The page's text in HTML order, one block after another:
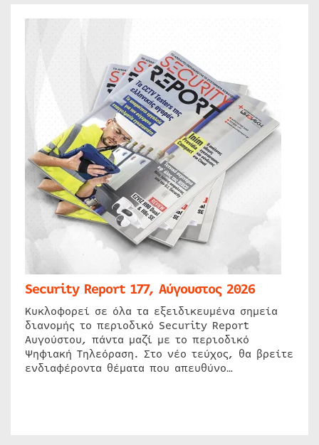
Security Report 177, Αύγουστος 2026
Κυκλοφορεί σε όλα τα εξειδικευμένα σημεία
διανομής το περιοδικό Security Report
Αυγούστου, πάντα μαζί με το περιοδικό
Ψηφιακή Τηλεόραση. Στο νέο τεύχος, θα βρείτε
ενδιαφέροντα θέματα που απευθύνο…